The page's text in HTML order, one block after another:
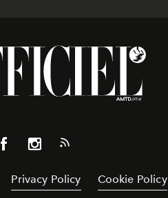
Privacy Policy Cookie Policy